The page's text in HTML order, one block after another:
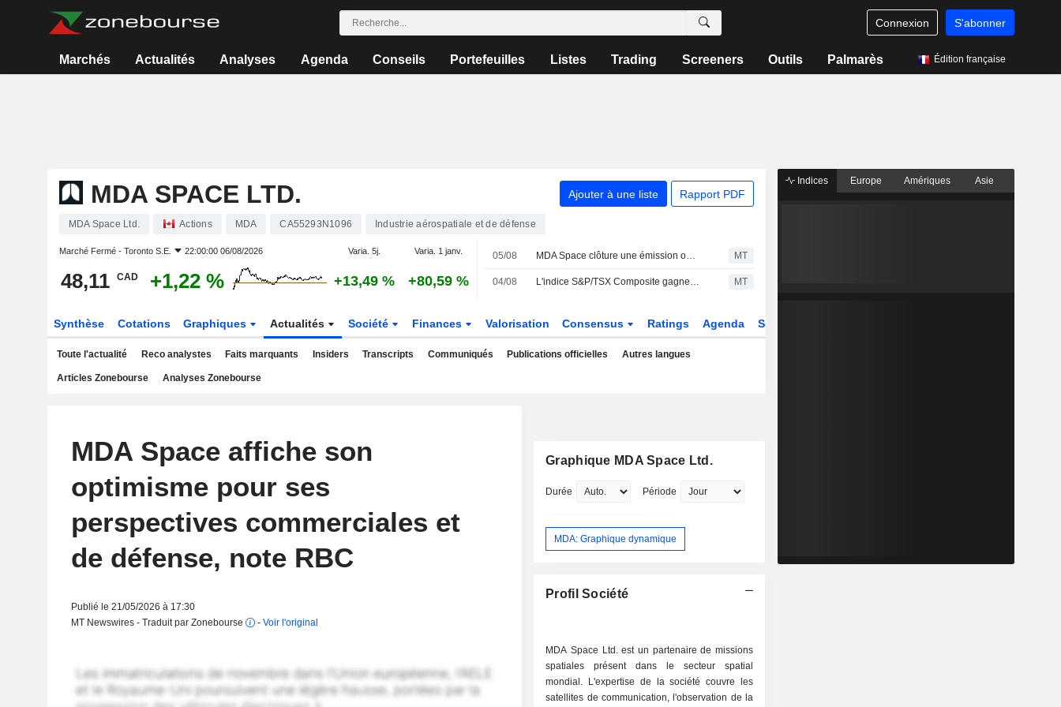
Connexion S'abonner
Marchés Actualités Analyses Agenda Conseils Portefeuilles Listes Trading Screeners Outils Palmarès Édition française
MDA SPACE LTD. Ajouter à une liste Rapport PDF
MDA Space Ltd. Actions MDA CA55293N1096 Industrie aérospatiale et de défense
Marché Fermé - Toronto S.E. 22:00:00 06/08/2026 Varia. 5j. Varia. 1 janv.
48,11 CAD +1,22 % +13,49 % +80,59 %
05/08 MDA Space clôture une émission obligataire de 600 millions de dollars canadiens MT
04/08 L'indice S&P/TSX Composite gagne plus de 400 points en fin de matinée, porté par les métaux de base MT
Synthèse Cotations Graphiques Actualités Société Finances Valorisation Consensus Ratings Agenda Secteur
Toute l'actualité Reco analystes Faits marquants Insiders Transcripts Communiqués Publications officielles Autres langues
Articles Zonebourse Analyses Zonebourse
MDA Space affiche son
optimisme pour ses
perspectives commerciales et
de défense, note RBC
Publié le 21/05/2026 à 17:30
MT Newswires - Traduit par Zonebourse
- Voir l'original
Graphique MDA Space Ltd.
Durée Période
MDA: Graphique dynamique
Profil Société
MDA Space Ltd. est un partenaire de missions
spatiales présent dans le secteur spatial
mondial. L'expertise de la société couvre les
satellites de communication, l'observation de la
Indices Europe Amériques Asie